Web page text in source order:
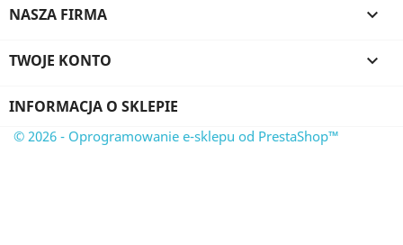
NASZA FIRMA 
TWOJE KONTO 
INFORMACJA O SKLEPIE
© 2026 - Oprogramowanie e-sklepu od PrestaShop™